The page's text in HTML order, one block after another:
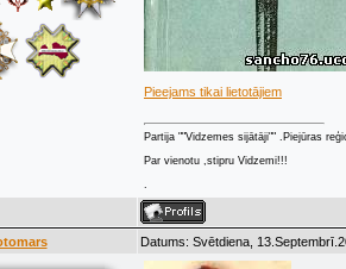
Pieejams tikai lietotājiem
Partija ""Vidzemes sijātāji"" .Piejūras
Par vienotu ,stipru Vidzemi!!!
Datums: Svētdiena,